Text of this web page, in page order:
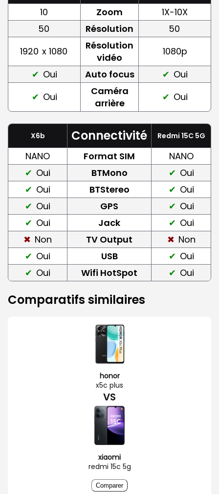
10 Zoom
1X-10X
50
Résolution
50
1920 x 1080
Résolution
vidéo
1080p
Oui
Auto focus
Oui
Oui
Caméra
arrière
Oui
X6b Connectivité Redmi 15C 5G
NANO Format SIM
NANO
Oui
BTMono
Oui
Oui
BTStereo
Oui
Oui
GPS
Oui
Oui
Jack
Oui
Non
TV Output
Non
Oui
USB
Oui
Oui
Wifi HotSpot Oui
Comparatifs similaires
honor
x5c plus
VS
xiaomi
redmi 15c 5g
Comparer